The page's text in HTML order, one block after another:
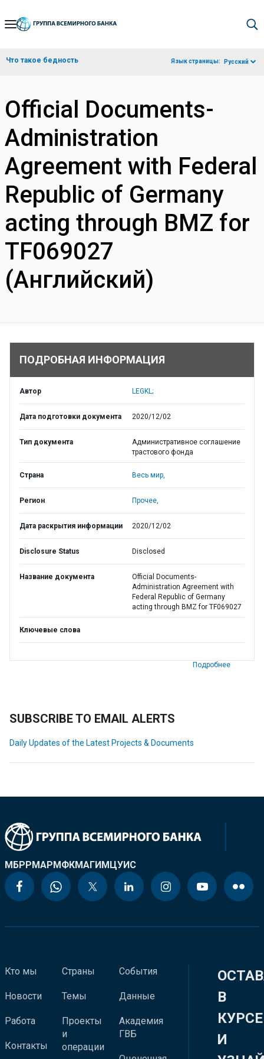
Skip
Navigation
Что такое бедность Язык страницы: Русский
Official Documents-
Administration
Agreement with Federal
Republic of Germany
acting through BMZ for
TF069027
(Английский)
ПОДРОБНАЯ ИНФОРМАЦИЯ
Автор LEGKL;
Дата подготовки документа 2020/12/02
Тип документа
Административное соглашение
трастового фонда
Страна Весь мир,
Регион Прочее,
Дата раскрытия информации 2020/12/02
Disclosure Status Disclosed
Название документа
Official Documents-
Administration Agreement with
Federal Republic of Germany
acting through BMZ for TF069027
Ключевые слова
Подробнее
SUBSCRIBE TO EMAIL ALERTS
Daily Updates of the Latest Projects & Documents
МБРРМАРМФКМАГИМЦУИС
Кто мы
Новости
Работа
Контакты
Страны
Темы
Проекты
и
операции
События
Данные
Академия
ГВБ
В
КУРСЕ
И